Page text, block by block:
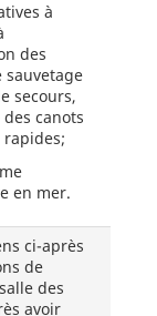
à
des
sauvetage
secours,
canots
rapides;
en mer.
ci-après
de
des
avoir